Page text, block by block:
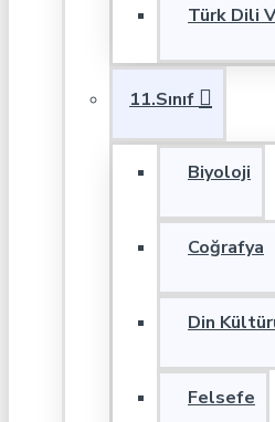
Türk Dili
11.Sınıf
Biyoloji
Coğrafya
Din
Felsefe